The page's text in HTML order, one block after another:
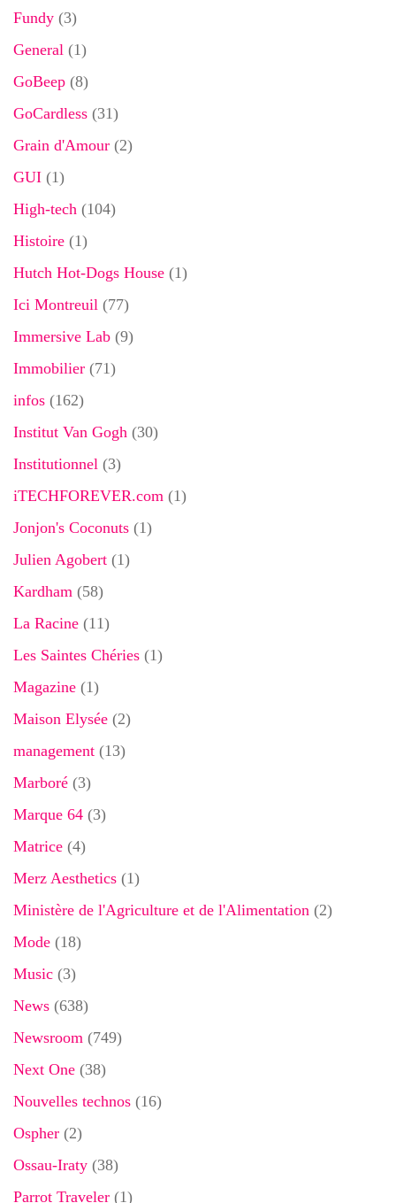
Fundy (3)
General (1)
GoBeep (8)
GoCardless (31)
Grain d'Amour (2)
GUI (1)
High-tech (104)
Histoire (1)
Hutch Hot-Dogs House (1)
Ici Montreuil (77)
Immersive Lab (9)
Immobilier (71)
infos (162)
Institut Van Gogh (30)
Institutionnel (3)
iTECHFOREVER.com (1)
Jonjon's Coconuts (1)
Julien Agobert (1)
Kardham (58)
La Racine (11)
Les Saintes Chéries (1)
Magazine (1)
Maison Elysée (2)
management (13)
Marboré (3)
Marque 64 (3)
Matrice (4)
Merz Aesthetics (1)
Ministère de l'Agriculture et de l'Alimentation (2)
Mode (18)
Music (3)
News (638)
Newsroom (749)
Next One (38)
Nouvelles technos (16)
Ospher (2)
Ossau-Iraty (38)
Parrot Traveler (1)